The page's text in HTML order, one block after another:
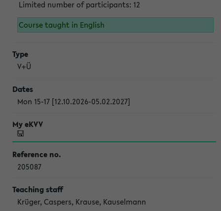
Limited number of participants: 12
Course taught in English
V+Ü
Mon 15-17 [12.10.2026-05.02.2027]
205087
Krüger, Caspers, Krause, Kauselmann